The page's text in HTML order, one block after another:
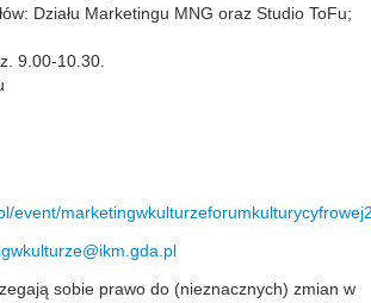
Działu Marketingu MNG oraz Studio ToFu;
9.00-10.30.
event/
sobie prawo do (nieznacznych) zmian w